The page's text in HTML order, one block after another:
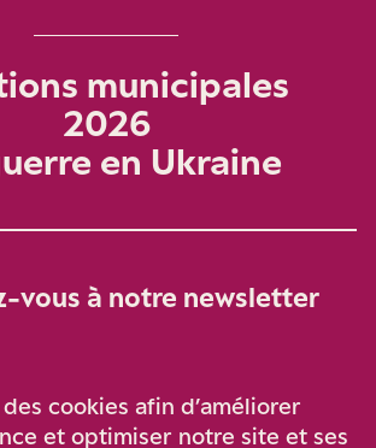
municipales
2026
en Ukraine
vous à notre newsletter
cookies afin d’améliorer
et optimiser notre site et ses